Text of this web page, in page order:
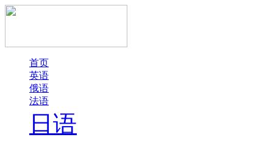
首页
英语
俄语
法语
日语